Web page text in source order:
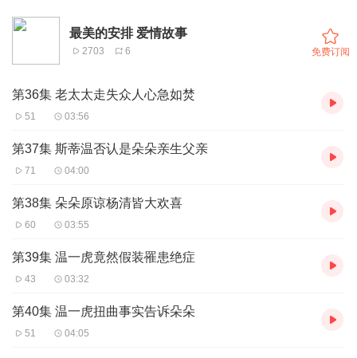
最美的安排 爱情故事
2703 6 免费订阅
第36集 老太太走失众人心急如焚
51 03:56
第37集 斯蒂温否认是朵朵亲生父亲
71 04:00
第38集 朵朵原谅杨清皆大欢喜
60 03:55
第39集 温一虎竟然假装罹患绝症
43 03:32
第40集 温一虎扭曲事实告诉朵朵
51 04:05